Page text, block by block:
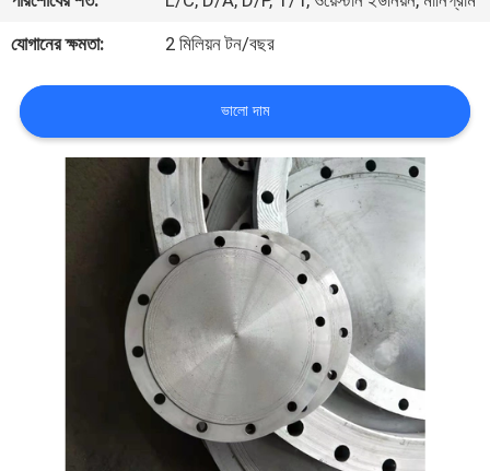
মান
নিয়ন্ত্রণ
আমাদের
যোগানের ক্ষমতা:
2 মিলিয়ন টন/বছর
ভালো দাম